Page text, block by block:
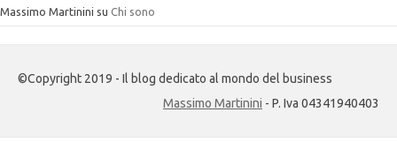
Massimo Martinini su Chi sono
©Copyright 2019 - Il blog dedicato al mondo del business
Massimo Martinini - P. Iva 04341940403